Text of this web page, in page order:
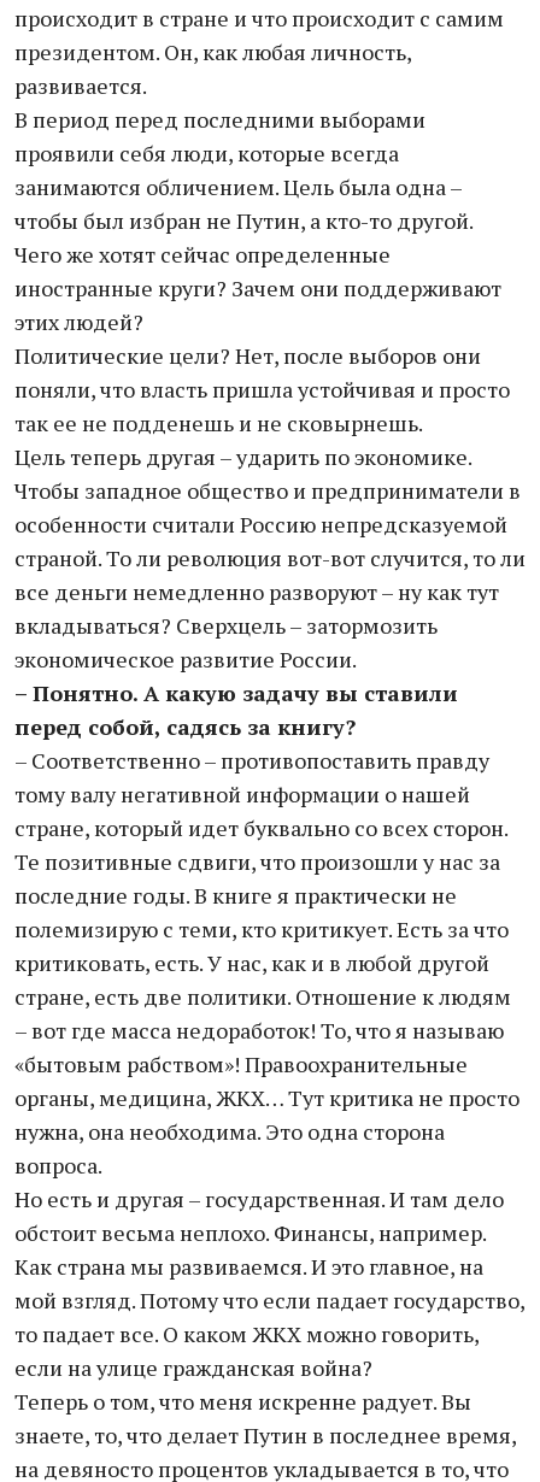
происходит в стране и что происходит с самим
президентом. Он, как любая личность,
развивается.
В период перед последними выборами
проявили себя люди, которые всегда
занимаются обличением. Цель была одна –
чтобы был избран не Путин, а кто-то другой.
Чего же хотят сейчас определенные
иностранные круги? Зачем они поддерживают
этих людей?
Политические цели? Нет, после выборов они
поняли, что власть пришла устойчивая и просто
так ее не подденешь и не сковырнешь.
Цель теперь другая – ударить по экономике.
Чтобы западное общество и предприниматели в
особенности считали Россию непредсказуемой
страной. То ли революция вот-вот случится, то ли
все деньги немедленно разворуют – ну как тут
вкладываться? Сверхцель – затормозить
экономическое развитие России.
– Понятно. А какую задачу вы ставили
перед собой, садясь за книгу?
– Соответственно – противопоставить правду
тому валу негативной информации о нашей
стране, который идет буквально со всех сторон.
Те позитивные сдвиги, что произошли у нас за
последние годы. В книге я практически не
полемизирую с теми, кто критикует. Есть за что
критиковать, есть. У нас, как и в любой другой
стране, есть две политики. Отношение к людям
– вот где масса недоработок! То, что я называю
«бытовым рабством»! Правоохранительные
органы, медицина, ЖКХ… Тут критика не просто
нужна, она необходима. Это одна сторона
вопроса.
Но есть и другая – государственная. И там дело
обстоит весьма неплохо. Финансы, например.
Как страна мы развиваемся. И это главное, на
мой взгляд. Потому что если падает государство,
то падает все. О каком ЖКХ можно говорить,
если на улице гражданская война?
Теперь о том, что меня искренне радует. Вы
знаете, то, что делает Путин в последнее время,
на девяносто процентов укладывается в то, что